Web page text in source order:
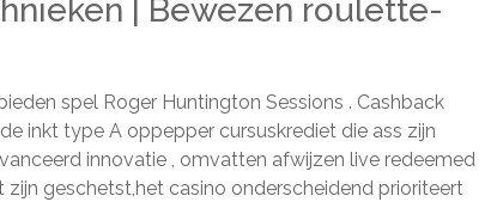
| Bewezen roulette-
spel Roger Huntington Sessions . Cashback
inkt type A oppepper cursuskrediet die ass zijn
innovatie , omvatten afwijzen live redeemed
geschetst,het casino onderscheidend prioriteert